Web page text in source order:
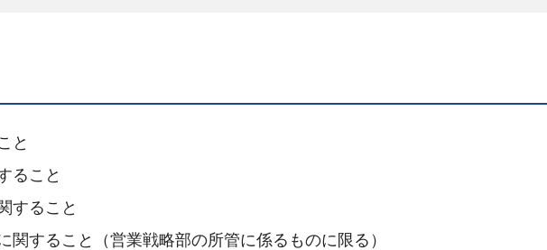
と
ること
すること
関すること（営業戦略部の所管に係るものに限る）